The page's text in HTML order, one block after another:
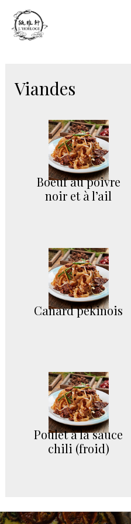
contenu
Viandes
Boeuf au poivre
noir et à l’ail
Canard pékinois
Poulet à la sauce
chili (froid)